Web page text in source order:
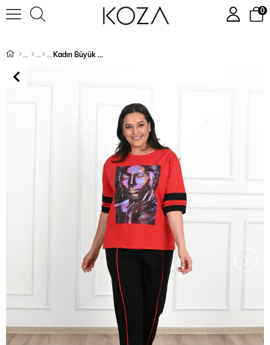
0
Kadın Büyük Beden Bisiklet Yaka Görsel Baskılı Kısa Kol Eşofman Takımı 8014-23
›